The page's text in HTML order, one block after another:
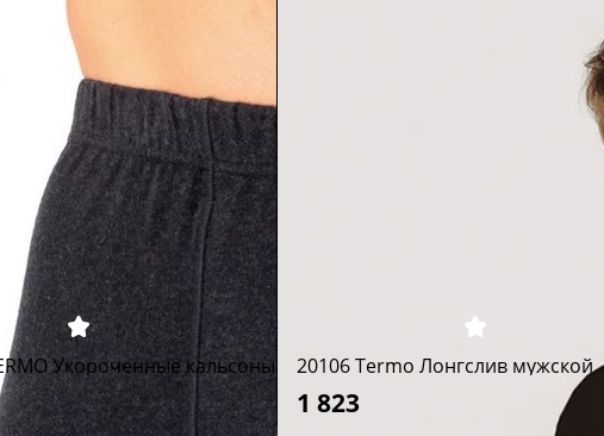
Укороченные кальсоны мужские20106 Termo Лонгслив мужской
1 823